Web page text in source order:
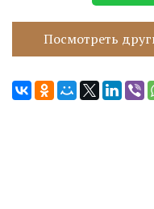
Посмотреть